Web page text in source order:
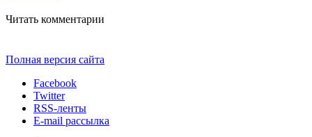
Читать комментарии
Полная версия сайта
Facebook
Twitter
RSS-ленты
E-mail рассылка